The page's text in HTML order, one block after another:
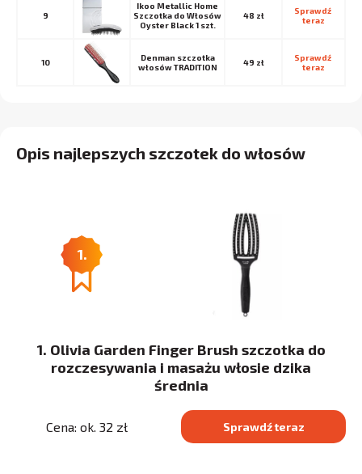
9
Ikoo Metallic Home
Szczotka do Włosów
Oyster Black 1 szt.
48 zł
Sprawdź
teraz
10
Denman szczotka
włosów TRADITION
49 zł
Sprawdź
teraz
Opis najlepszych szczotek do włosów
1.
1. Olivia Garden Finger Brush szczotka do
rozczesywania i masażu włosie dzika
średnia
Cena: ok. 32 zł Sprawdź teraz